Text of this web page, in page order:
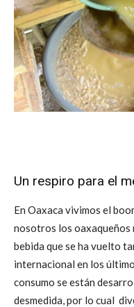
Un respiro para el
En Oaxaca vivimos el
nosotros los oaxaqueños
bebida que se ha vuelto
internacional en los
consumo se están
desmedida, por lo cual